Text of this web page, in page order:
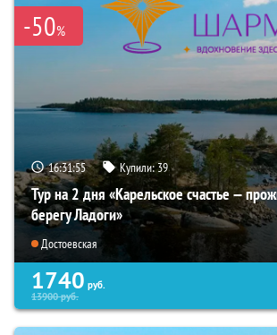
-50%
16:31:54 Купили:39
Тур на 2 дня «Карельское счастье —
берегу Ладоги»
Достоевская
1740 руб.
13900руб.